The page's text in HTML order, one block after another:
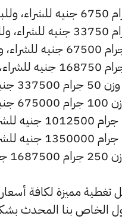
الخاص بنا المحدث